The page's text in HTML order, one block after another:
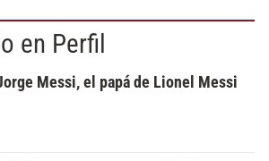
en Perfil
Messi, el papá de Lionel Messi